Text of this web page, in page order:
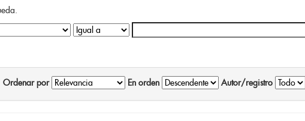
Ordenar por En orden Autor/registro